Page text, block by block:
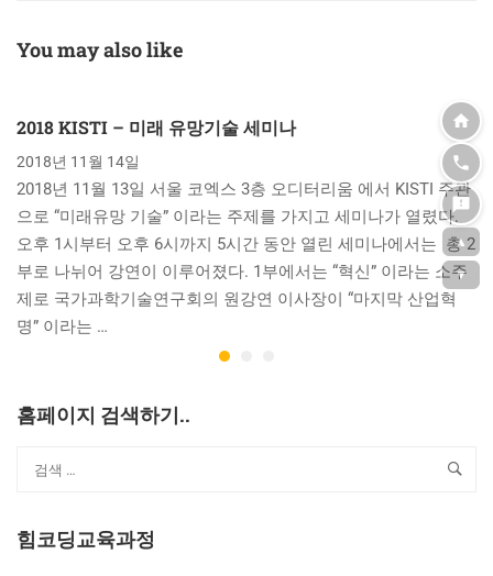
You may also like
2018 KISTI – 미래 유망기술 세미나
2018년 11월 14일
2018년 11월 13일 서울 코엑스 3층 오디터리움 에서 KISTI 주관
으로 “미래유망 기술” 이라는 주제를 가지고 세미나가 열렸다.
오후 1시부터 오후 6시까지 5시간 동안 열린 세미나에서는 총 2
부로 나뉘어 강연이 이루어졌다. 1부에서는 “혁신” 이라는 소주
제로 국가과학기술연구회의 원강연 이사장이 “마지막 산업혁
명” 이라는 …
홈페이지 검색하기..
힘코딩교육과정
▲
▼